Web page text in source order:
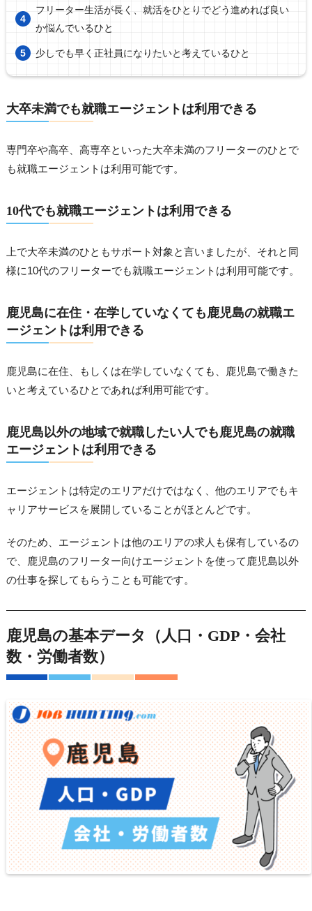
フリーター生活が長く、就活をひとりでどう進めれば良い
か悩んでいるひと
少しでも早く正社員になりたいと考えているひと
大卒未満でも就職エージェントは利用できる
専門卒や高卒、高専卒といった大卒未満のフリーターのひとで
も就職エージェントは利用可能です。
10代でも就職エージェントは利用できる
上で大卒未満のひともサポート対象と言いましたが、それと同
様に10代のフリーターでも就職エージェントは利用可能です。
鹿児島に在住・在学していなくても鹿児島の就職エ
ージェントは利用できる
鹿児島に在住、もしくは在学していなくても、鹿児島で働きた
いと考えているひとであれば利用可能です。
鹿児島以外の地域で就職したい人でも鹿児島の就職
エージェントは利用できる
エージェントは特定のエリアだけではなく、他のエリアでもキ
ャリアサービスを展開していることがほとんどです。
そのため、エージェントは他のエリアの求人も保有しているの
で、鹿児島のフリーター向けエージェントを使って鹿児島以外
の仕事を探してもらうことも可能です。
鹿児島の基本データ（人口・GDP・会社
数・労働者数）